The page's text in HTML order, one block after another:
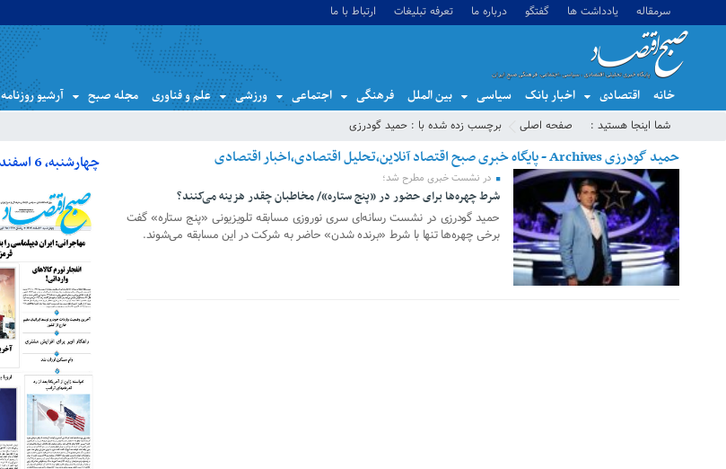
سرمقاله یادداشت ها گفتگو درباره ما تعرفه تبلیغات ارتباط با ما
خانه اقتصادی اخبار بانک سیاسی بین الملل فرهنگی اجتماعی ورزشی علم و فناوری مجله صبح آرشیو روزنامه
شما اینجا هستید : صفحه اصلی برچسب زده شده با : حمید گودرزی
حمید گودرزی Archives - پایگاه خبری صبح اقتصاد آنلاین،تحلیل اقتصادی،اخبار اقتصادی
27 فوریه 2019
در نشست خبری مطرح شد؛
شرط چهره‌ها برای حضور در «پنج ستاره»/ مخاطبان چقدر هزینه می‌کنند؟
حمید گودرزی در نشست رسانه‌ای سری نوروزی مسابقه تلویزیونی «پنج ستاره» گفت
برخی چهره‌ها تنها با شرط «برنده شدن» حاضر به شرکت در این مسابقه می‌شوند.
چهارشنبه، 6 اسفند 1404